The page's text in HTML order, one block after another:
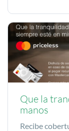
Que la
manos
Recibe